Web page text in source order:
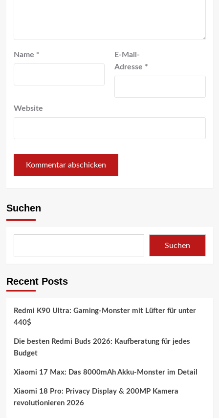
Name *
E-Mail-
Adresse *
Website
Suchen
Suchen
Recent Posts
Redmi K90 Ultra: Gaming-Monster mit Lüfter für unter
440$
Die besten Redmi Buds 2026: Kaufberatung für jedes
Budget
Xiaomi 17 Max: Das 8000mAh Akku-Monster im Detail
Xiaomi 18 Pro: Privacy Display & 200MP Kamera
revolutionieren 2026